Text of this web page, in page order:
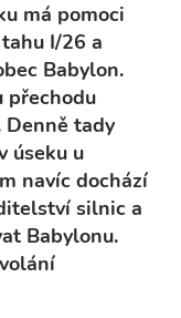
má pomoci
I/26 a
Babylon.
přechodu
Denně tady
úseku u
navíc dochází
silnic a
Babylonu.